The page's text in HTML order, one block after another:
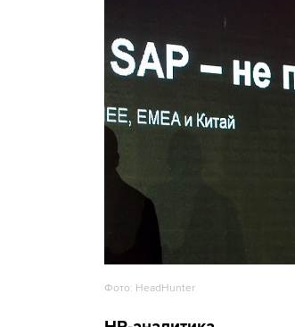
Фото: HeadHunter